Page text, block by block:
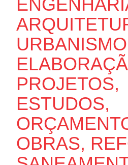
PROJETOS,
ESTUDOS,
OBRAS,